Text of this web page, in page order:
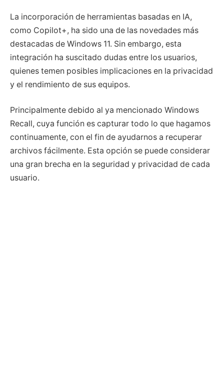
La incorporación de herramientas basadas en IA,
como Copilot+, ha sido una de las novedades más
destacadas de Windows 11. Sin embargo, esta
integración ha suscitado dudas entre los usuarios,
quienes temen posibles implicaciones en la privacidad
y el rendimiento de sus equipos.
Principalmente debido al ya mencionado Windows
Recall, cuya función es capturar todo lo que hagamos
continuamente, con el fin de ayudarnos a recuperar
archivos fácilmente. Esta opción se puede considerar
una gran brecha en la seguridad y privacidad de cada
usuario.